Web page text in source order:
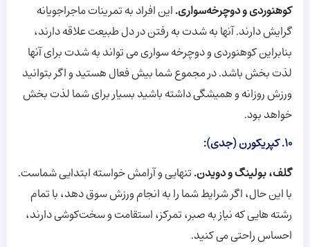
کوهنوردی و دوچرخه‌سواری.این افراد به تمرینات ماجراجویانه
گرایش دارند. آنها به شدت به رفتن در دل طبیعت علاقه دارند،
بنابراین کوهنوردی و دوچرخه سواری می تواند به شدت برای آنها
لذت بخش باشد. در مجموع شما بیش فعال هستید و اگر بتوانید
ورزش روزانه و همیشگی داشته باشید بسیار برای شما لذت بخش
خواهد بود.
10. کپریکورن (جدی):
گلف، بولینگ و دویدن.تنهایی و آرامش خواسته ابتدایی شماست.
با این حال، اگر شرایط شما را به انجام ورزش سوق دهد، با تمام
رشته هایی که نیاز به صبر، تمرکز، استقامت و سخت‌کوشی دارند،
احساس راحتی می کنید.